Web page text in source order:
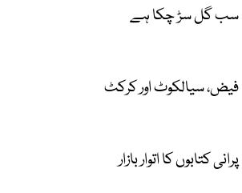
سب گل سڑ چکا ہے
فیض، سیالکوٹ اور کرکٹ
پرانی کتابوں کا اتوار بازار